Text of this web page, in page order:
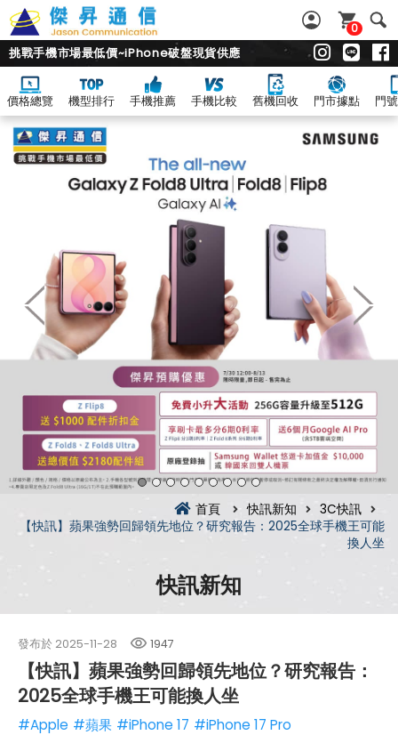
0
挑戰手機市場最低價~iPhone破盤現貨供應
價格總覽 機型排行 手機推薦 手機比較 舊機回收 門市據點 門
首頁 快訊新知
3C快訊
【快訊】蘋果強勢回歸領先地位？研究報告：2025全球手機王可能
換人坐
快訊新知
發布於 2025-11-28 1947
【快訊】蘋果強勢回歸領先地位？研究報告：
2025全球手機王可能換人坐
#Apple #蘋果 #iPhone 17 #iPhone 17 Pro